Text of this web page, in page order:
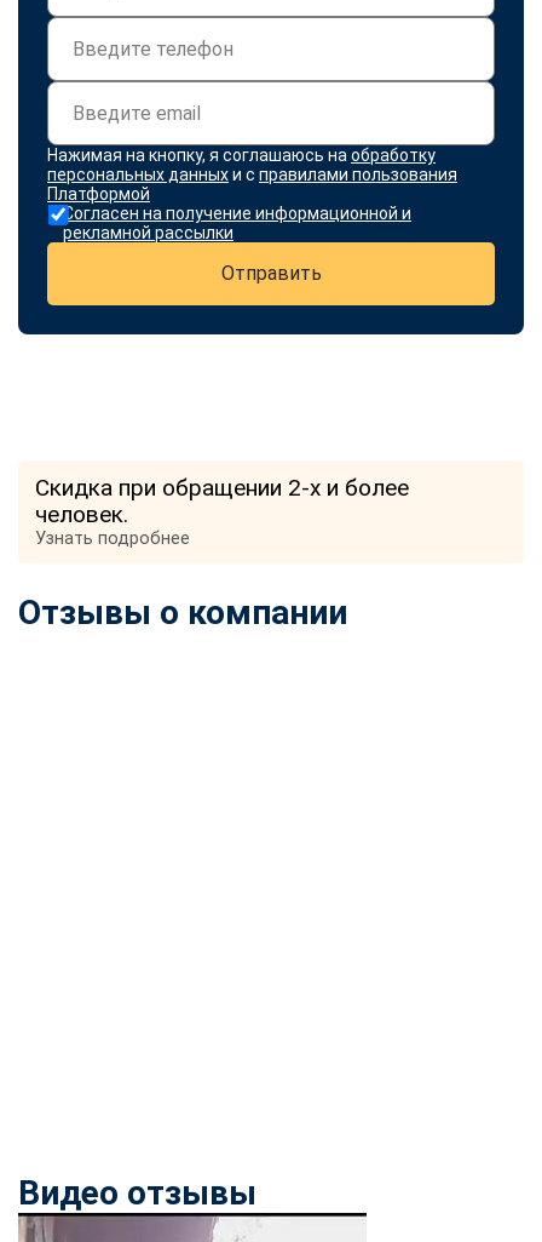
Нажимая на кнопку, я соглашаюсь на обработку
персональных данныхи с правилами пользования
Платформой
Согласен на получение информационной и
рекламной рассылки
Отправить
Скидка при обращении 2-х и более
человек.
Узнать подробнее
Отзывы о компании
Видео отзывы